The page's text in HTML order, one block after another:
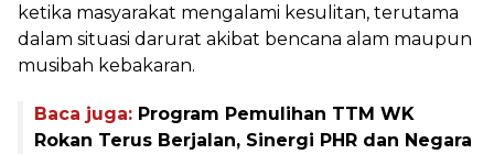
ketika masyarakat mengalami kesulitan, terutama
dalam situasi darurat akibat bencana alam maupun
musibah kebakaran.
Baca juga: Program Pemulihan TTM WK
Rokan Terus Berjalan, Sinergi PHR dan Negara